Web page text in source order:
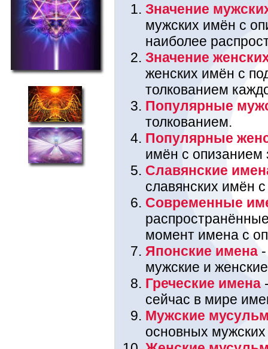
Значение
мужских имён с
наиболее
Значение
женских имён с
толкованием
Популярные
толкованием.
Популярные
имён с опизанием
Славянские
славянских имён
Современные
момент имена с
Японские имена
мужские и
Греческие имена
сейчас в мире
Мужские
основных